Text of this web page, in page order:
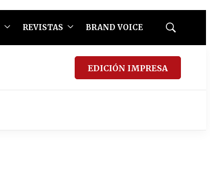
REVISTAS BRAND VOICE
Mostrar
EDICIÓN IMPRESA